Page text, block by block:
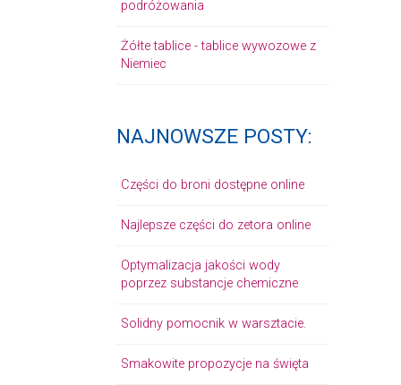
podróżowania
Żółte tablice - tablice wywozowe z
Niemiec
NAJNOWSZE POSTY:
Części do broni dostępne online
Najlepsze części do zetora online
Optymalizacja jakości wody
poprzez substancje chemiczne
Solidny pomocnik w warsztacie.
Smakowite propozycje na święta